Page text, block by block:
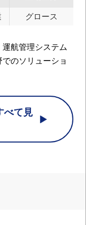
グロース
航管理システム
のソリューショ
べて見